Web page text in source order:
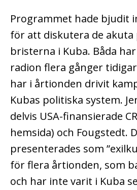
Programmet hade bjudit
för att diskutera de akuta
bristerna i Kuba. Båda
radion flera gånger
har i årtionden drivit
Kubas politiska system.
delvis USA-finansierade
hemsida) och Fougstedt.
presenterades som
för flera årtionden, som
och har inte varit i Kuba